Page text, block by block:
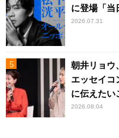
に登場「当
2026.07.31
朝井リョウ
エッセイコ
に伝えたい
2026.08.04